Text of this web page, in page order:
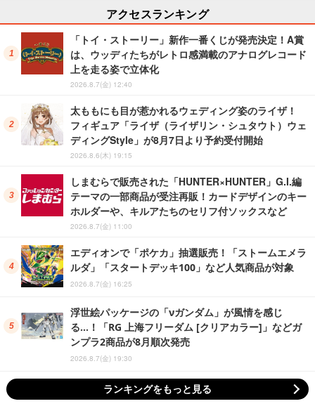
アクセスランキング
「トイ・ストーリー」新作一番くじが発売決定！A賞
は、ウッディたちがレトロ感満載のアナログレコード
上を走る姿で立体化
2026.8.7(金) 12:40
太ももにも目が惹かれるウェディング姿のライザ！
フィギュア「ライザ（ライザリン・シュタウト）ウェ
ディングStyle」が8月7日より予約受付開始
2026.8.6(木) 19:15
しまむらで販売された「HUNTER×HUNTER」G.I.編
テーマの一部商品が受注再販！カードデザインのキー
ホルダーや、キルアたちのセリフ付ソックスなど
2026.8.7(金) 11:00
エディオンで「ポケカ」抽選販売！「ストームエメラ
ルダ」「スタートデッキ100」など人気商品が対象
2026.8.7(金) 16:25
浮世絵パッケージの「νガンダム」が風情を感じ
る…！「RG 上海フリーダム [クリアカラー]」などガ
ンプラ2商品が8月順次発売
2026.8.7(金) 19:30
ランキングをもっと見る